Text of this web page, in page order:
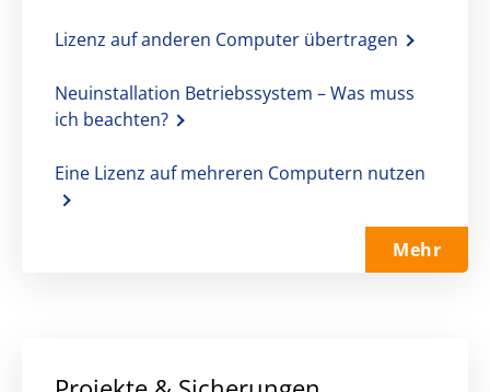
Lizenz auf anderen Computer übertragen
Neuinstallation Betriebssystem – Was muss
ich beachten?
Eine Lizenz auf mehreren Computern nutzen
Mehr